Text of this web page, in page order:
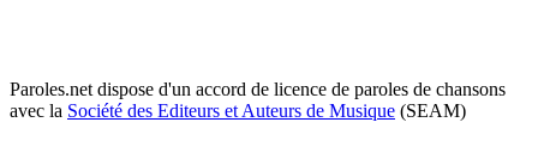
Paroles.net dispose d'un accord de licence de paroles de chansons
avec la Société des Editeurs et Auteurs de Musique (SEAM)